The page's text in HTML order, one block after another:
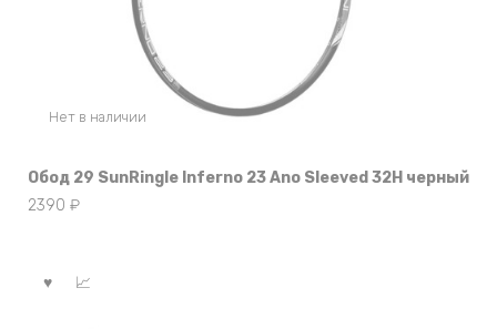
Нет в наличии
Обод 29 SunRingle Inferno 23 Ano Sleeved 32H черный
2390 ₽